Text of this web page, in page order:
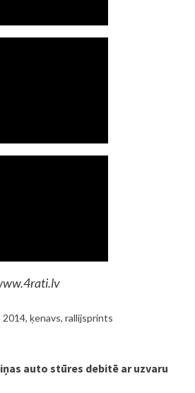
2014, ķenavs, rallijsprints
auto stūres debitē ar uzvaru